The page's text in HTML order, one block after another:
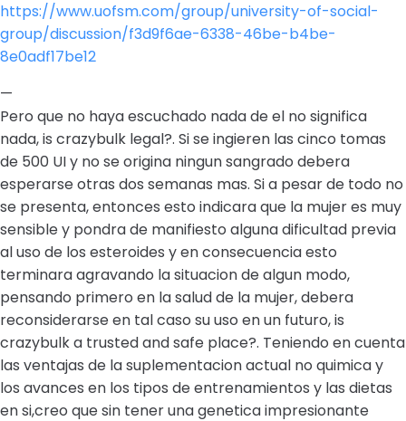
https://www.uofsm.com/group/university-of-social-
group/discussion/f3d9f6ae-6338-46be-b4be-
8e0adf17be12
—
Pero que no haya escuchado nada de el no significa
nada, is crazybulk legal?. Si se ingieren las cinco tomas
de 500 UI y no se origina ningun sangrado debera
esperarse otras dos semanas mas. Si a pesar de todo no
se presenta, entonces esto indicara que la mujer es muy
sensible y pondra de manifiesto alguna dificultad previa
al uso de los esteroides y en consecuencia esto
terminara agravando la situacion de algun modo,
pensando primero en la salud de la mujer, debera
reconsiderarse en tal caso su uso en un futuro, is
crazybulk a trusted and safe place?. Teniendo en cuenta
las ventajas de la suplementacion actual no quimica y
los avances en los tipos de entrenamientos y las dietas
en si,creo que sin tener una genetica impresionante